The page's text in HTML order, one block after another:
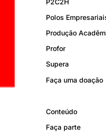
Polos
Produção
Profor
Supera
Faça uma doação
Conteúdo
Faça parte